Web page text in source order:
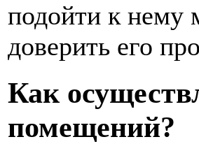
подойти к нему
доверить его
Как
помещений?